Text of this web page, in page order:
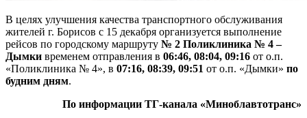
В целях улучшения качества транспортного обслуживания
жителей г. Борисов с 15 декабря организуется выполнение
рейсов по городскому маршруту № 2 Поликлиника № 4 –
Дымки временем отправления в 06:46, 08:04, 09:16 от о.п.
«Поликлиника № 4», в 07:16, 08:39, 09:51 от о.п. «Дымки» по
будним дням.
По информации ТГ-канала «Миноблавтотранс»